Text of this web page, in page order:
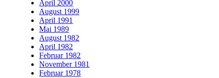
April 2000
August 1999
April 1991
Mai 1989
August 1982
April 1982
Februar 1982
November 1981
Februar 1978